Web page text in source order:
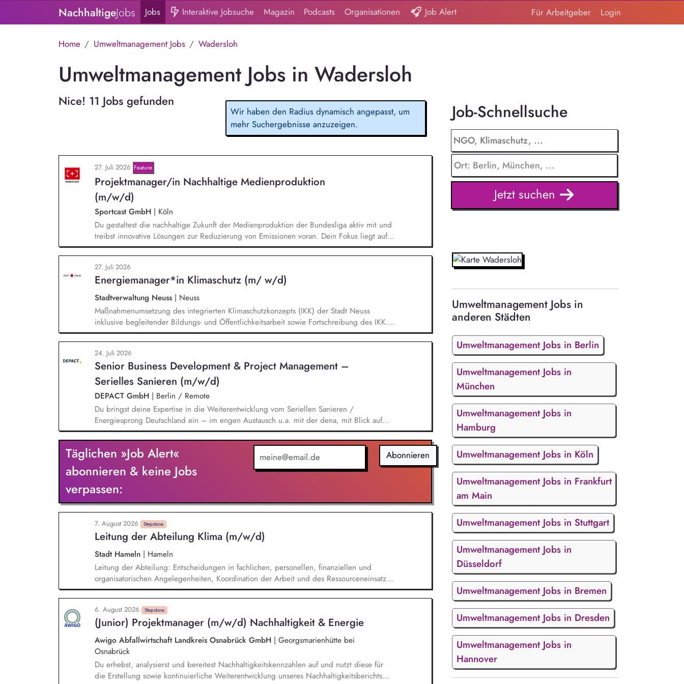
NachhaltigeJobs Jobs Interaktive Jobsuche Magazin Podcasts Organisationen Job Alert Für Arbeitgeber Login
Home Umweltmanagement Jobs Wadersloh
Umweltmanagement Jobs in Wadersloh
Nice! 11 Jobs gefunden
Wir haben den Radius dynamisch angepasst, um
mehr Suchergebnisse anzuzeigen.
27. Juli 2026 Feature
Projektmanager/in Nachhaltige Medienproduktion
(m/w/d)
Sportcast GmbH | Köln
Du gestaltest die nachhaltige Zukunft der Medienproduktion der Bundesliga aktiv mit und
treibst innovative Lösungen zur Reduzierung von Emissionen voran. Dein Fokus liegt auf
der Evaluierung von Reduktionspotentialen von TV-Produktionskonzepten hinsichtlich
Co2e-Fußabdruck, Durchführung einer Machbarkeitsstudie zur emissionsfreien USV-
Stromversorgung sowie der Koordination interner und externer Stakeholder.
27. Juli 2026
Energiemanager*in Klimaschutz (m/ w/d)
Stadtverwaltung Neuss | Neuss
Maßnahmenumsetzung des integrierten Klimaschutzkonzepts (IKK) der Stadt Neuss
inklusive begleitender Bildungs- und Öffentlichkeitsarbeit sowie Fortschreibung des IKK.
Monitoring und Berichterstattung zu den ca. 60 städtischen PV-Anlagen sowie Planung
weiterer Anlageninstallationen. Prüfung, Planung und Umsetzung von Modellen zu Energy-
Sharing und/oder Strombilanzkreismodellen. Eigenständige Fördermittelakquise und
Durchführung von Förderprojekten in den Bereichen regenerative Energien sowie
energiesparendes Bauen und Sanieren.
24. Juli 2026
Senior Business Development & Project Management –
Serielles Sanieren (m/w/d)
DEPACT GmbH | Berlin / Remote
Du bringst deine Expertise in die Weiterentwicklung vom Seriellen Sanieren /
Energiesprong Deutschland ein – im engen Austausch u.a. mit der dena, mit Blick auf
Markthochlauf und Support im regulatorischen Umfeld und der Stakeholder. Business-
Development-Standbein: Du akquirierst und verantwortest eigenständig Projekte für unser
Vorqualifizierungs-Tool CoPilot und entwickelst / implementierst die Skalierung. Du
qualifizierst zudem Bauunternehmen und Systemanbieter als Angebotspartner.
Täglichen »Job Alert«
abonnieren & keine Jobs
verpassen:
Abonnieren
7. August 2026 Stepstone
Leitung der Abteilung Klima (m/w/d)
Stadt Hameln | Hameln
Leitung der Abteilung: Entscheidungen in fachlichen, personellen, finanziellen und
organisatorischen Angelegenheiten, Koordination der Arbeit und des Ressourceneinsatzes
sowie der Arbeitsverfahren und -mittel, konzeptioneller Aufbau der neuen Abteilung,
Etablierung und Positionierung des Themas Klima innerhalb der Verwaltungsorganisation,
fachbereichsübergreifende Steuerung und Koordination der Themen Klimaschutz,
Klimaanpassung, kommunale Wärmeplanung und Energiemanagement.
6. August 2026 Stepstone
(Junior) Projektmanager (m/w/d) Nachhaltigkeit & Energie
Awigo Abfallwirtschaft Landkreis Osnabrück GmbH | Georgsmarienhütte bei
Osnabrück
Du erhebst, analysierst und bereitest Nachhaltigkeitskennzahlen auf und nutzt diese für
die Erstellung sowie kontinuierliche Weiterentwicklung unseres Nachhaltigkeitsberichts
Job-Schnellsuche
Jetzt suchen
Umweltmanagement Jobs in
anderen Städten
Umweltmanagement Jobs in Berlin
Umweltmanagement Jobs in
München
Umweltmanagement Jobs in
Hamburg
Umweltmanagement Jobs in Köln
Umweltmanagement Jobs in Frankfurt
am Main
Umweltmanagement Jobs in Stuttgart
Umweltmanagement Jobs in
Düsseldorf
Umweltmanagement Jobs in Bremen
Umweltmanagement Jobs in Dresden
Umweltmanagement Jobs in
Hannover